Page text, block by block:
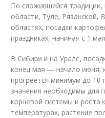
По сложившейся
области, Туле, Рязанской,
областях, посадки
праздниках, начиная с 1
В Сибири и на Урале,
конец мая — начало июня,
прогреется минимум до 10
значения необходимы для
корневой системы и роста
температурах, растение